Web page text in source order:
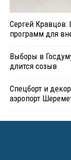
Сергей Кравцов:
программ для
Выборы в
длится созыв
Спецборт и
аэропорт